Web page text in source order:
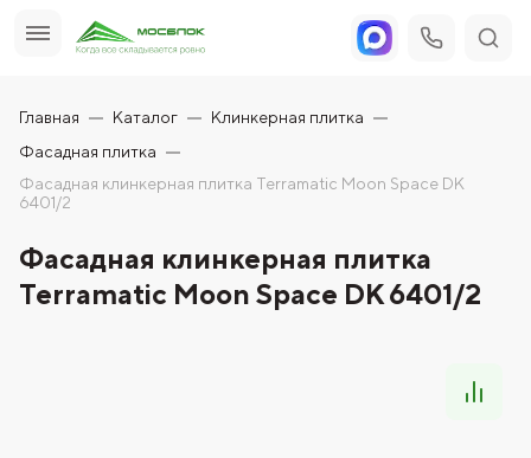
Главная Каталог
Клинкерная плитка
Фасадная плитка
Фасадная клинкерная плитка Terramatic Moon Space DK
6401/2
Фасадная клинкерная плитка
Terramatic Moon Space DK 6401/2